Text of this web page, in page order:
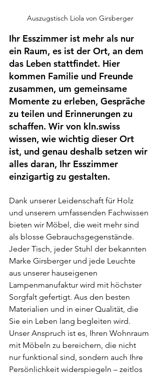
Auszugstisch Liola von Girsberger
Ihr Esszimmer ist mehr als nur
ein Raum, es ist der Ort, an dem
das Leben stattfindet. Hier
kommen Familie und Freunde
zusammen, um gemeinsame
Momente zu erleben, Gespräche
zu teilen und Erinnerungen zu
schaffen. Wir von kln.swiss
wissen, wie wichtig dieser Ort
ist, und genau deshalb setzen wir
alles daran, Ihr Esszimmer
einzigartig zu gestalten.
Dank unserer Leidenschaft für Holz
und unserem umfassenden Fachwissen
bieten wir Möbel, die weit mehr sind
als blosse Gebrauchsgegenstände.
Jeder Tisch, jeder Stuhl der bekannten
Marke Girsberger und jede Leuchte
aus unserer hauseigenen
Lampenmanufaktur wird mit höchster
Sorgfalt gefertigt. Aus den besten
Materialien und in einer Qualität, die
Sie ein Leben lang begleiten wird.
Unser Anspruch ist es, Ihren Wohnraum
mit Möbeln zu bereichern, die nicht
nur funktional sind, sondern auch Ihre
Persönlichkeit widerspiegeln – zeitlos